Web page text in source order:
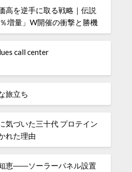
高を逆手に取る戦略｜伝説
増量」W開催の衝撃と勝機
​​call center
旅立ち
気づいた三十代 プロテイン
れた理由
恵――ソーラーパネル設置